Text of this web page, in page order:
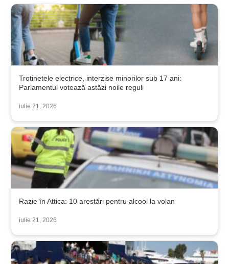
Trotinetele electrice, interzise minorilor sub 17 ani:
Parlamentul votează astăzi noile reguli
iulie 21, 2026
Razie în Attica: 10 arestări pentru alcool la volan
iulie 21, 2026